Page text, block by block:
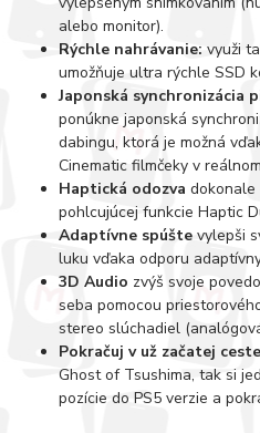
alebo monitor).
Rýchle nahrávanie: využi
umožňuje ultra rýchle SSD
Japonská synchronizácia
ponúkne japonská
dabingu, ktorá je možná
Cinematic filmčeky v
Haptická odozva dokonale
pohlcujúcej funkcie Haptic
Adaptívne spúšte vylepši
luku vďaka odporu
3D Audio zvýš svoje
seba pomocou
stereo slúchadiel
Pokračuj v už začatej ceste
Ghost of Tsushima, tak si
pozície do PS5 verzie a